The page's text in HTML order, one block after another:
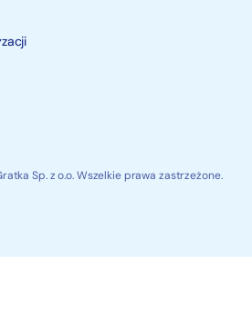
Sp. z o.o. Wszelkie prawa zastrzeżone.